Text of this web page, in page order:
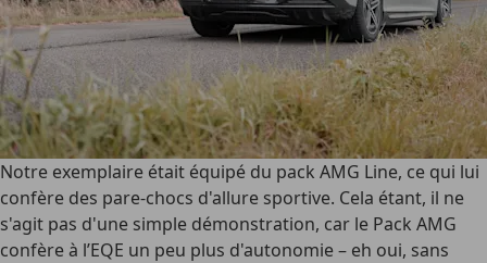
Notre exemplaire était équipé du pack AMG Line, ce qui lui
confère des pare-chocs d'allure sportive. Cela étant, il ne
s'agit pas d'une simple démonstration, car le Pack AMG
confère à l’EQE un peu plus d'autonomie – eh oui, sans